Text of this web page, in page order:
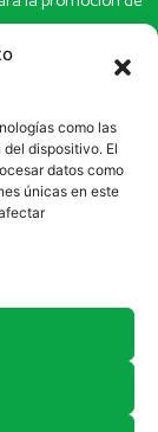
como las
dispositivo. El
datos como
únicas en este